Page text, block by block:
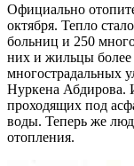
Официально
октября. Тепло
больниц и 250
них и жильцы
многострадальных
Нуркена Абдирова.
проходящих под
воды. Теперь же
отопления.